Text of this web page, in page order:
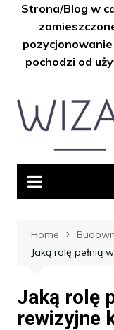
Strona/Blog w
pochodzi od
Skip
content
Home
Jaką rolę pełnią
Jaką rolę
rewizyjne